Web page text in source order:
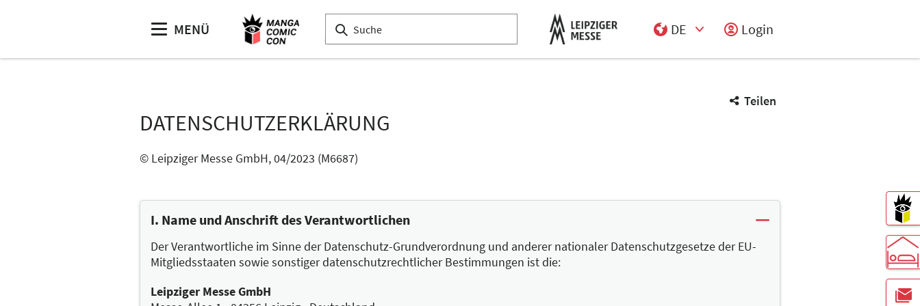
MENÜ
DE
Login
Teilen
DATENSCHUTZERKLÄRUNG
© Leipziger Messe GmbH, 04/2023 (M6687)
I. Name und Anschrift des Verantwortlichen
Der Verantwortliche im Sinne der Datenschutz-Grundverordnung und anderer nationaler Datenschutzgesetze der EU-
Mitgliedsstaaten sowie sonstiger datenschutzrechtlicher Bestimmungen ist die:
Leipziger Messe GmbH